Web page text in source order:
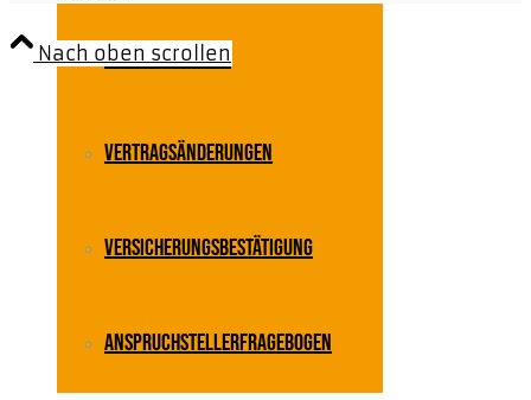
Schaden melden
Vertragsänderungen
Versicherungsbestätigung
Anspruchstellerfragebogen
Nach oben scrollen